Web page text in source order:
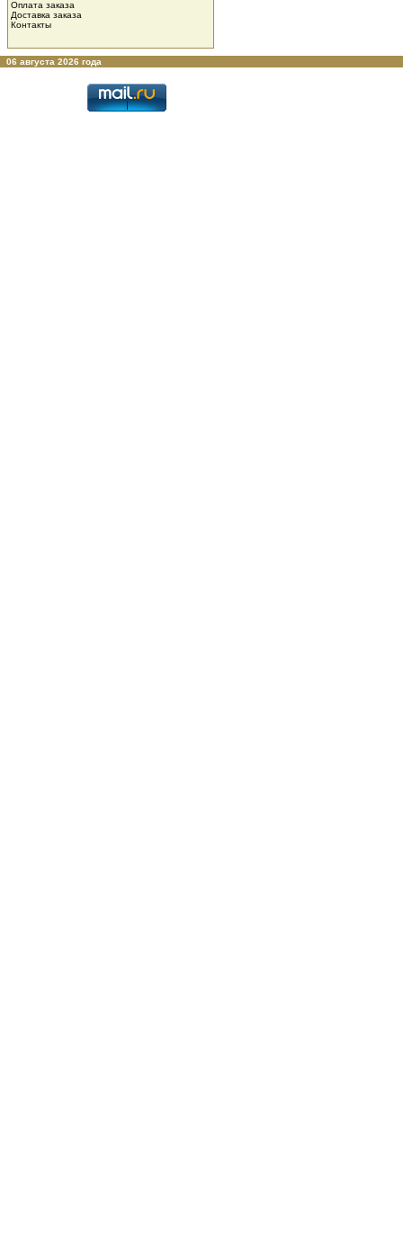
Оплата заказа
Доставка заказа
Контакты
06 августа 2026 года